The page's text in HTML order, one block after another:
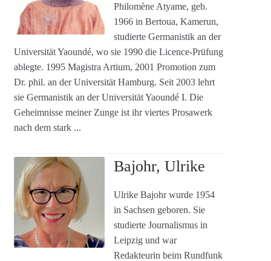
A
c
c
t
Philomène Atyame, geb.
1966 in Bertoua, Kamerun,
studierte Germanistik an der
Universität Yaoundé, wo sie 1990 die Licence-Prüfung
ablegte. 1995 Magistra Artium, 2001 Promotion zum
Dr. phil. an der Universität Hamburg. Seit 2003 lehrt
sie Germanistik an der Universität Yaoundé I. Die
Geheimnisse meiner Zunge ist ihr viertes Prosawerk
nach dem stark ...
Bajohr, Ulrike
Ulrike Bajohr wurde 1954
in Sachsen geboren. Sie
studierte Journalismus in
Leipzig und war
Redakteurin beim Rundfunk